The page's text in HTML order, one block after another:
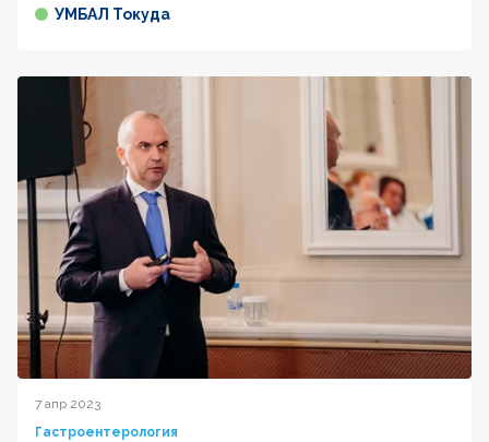
УМБАЛ Токуда
7 апр 2023
Гастроентерология